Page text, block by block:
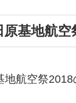
原基地航空
地航空祭